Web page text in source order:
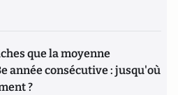
que la moyenne
année consécutive : jusqu'où
?